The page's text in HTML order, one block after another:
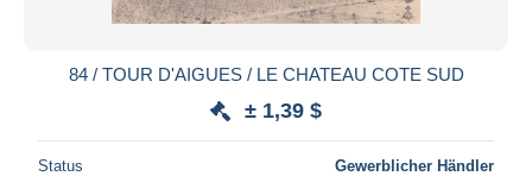
84 / TOUR D'AIGUES / LE CHATEAU COTE SUD
± 1,39 $
Status Gewerblicher Händler